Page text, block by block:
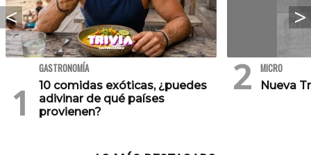
GASTRONOMÍA
10 comidas exóticas, ¿puedes
adivinar de qué países
provienen?
MICRO
Nueva